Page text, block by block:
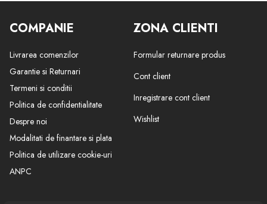
COMPANIE
Livrarea comenzilor
Garantie si Returnari
Termeni si conditii
Politica de confidentialitate
Despre noi
Modalitati de finantare si plata
Politica de utilizare cookie-uri
ANPC
ZONA CLIENTI
Formular returnare produs
Cont client
Inregistrare cont client
Wishlist